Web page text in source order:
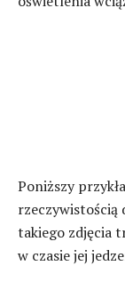
Poniższy
rzeczywistością
takiego zdjęcia
w czasie jej